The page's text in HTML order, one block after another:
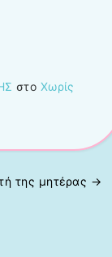
στοΧωρίς
της μητέρας →